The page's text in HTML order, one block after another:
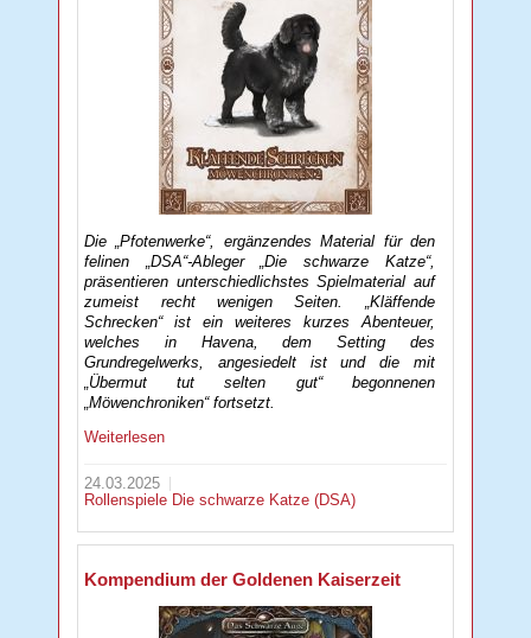
Die „Pfotenwerke“, ergänzendes Material für den
felinen „DSA“-Ableger „Die schwarze Katze“,
präsentieren unterschiedlichstes Spielmaterial auf
zumeist recht wenigen Seiten. „Kläffende
Schrecken“ ist ein weiteres kurzes Abenteuer,
welches in Havena, dem Setting des
Grundregelwerks, angesiedelt ist und die mit
„Übermut tut selten gut“ begonnenen
„Möwenchroniken“ fortsetzt.
Weiterlesen
24.03.2025
Rollenspiele Die schwarze Katze (DSA)
Kompendium der Goldenen Kaiserzeit